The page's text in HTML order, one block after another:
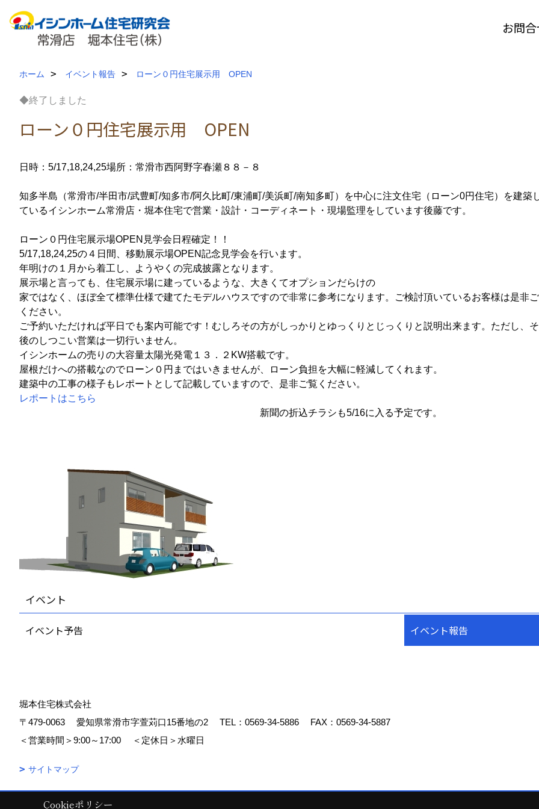
お問
ホーム イベント報告 ローン０円住宅展示用 OPEN
◆終了しました
ローン０円住宅展示用 OPEN
日時：5/17,18,24,25場所：常滑市西阿野字春瀬８８－８
知多半島（常滑市/半田市/武豊町/知多市/阿久比町/東浦町/美浜町/南知多町）を中心に注文住宅（ローン0円住宅）を建築
ているイシンホーム常滑店・堀本住宅で営業・設計・コーディネート・現場監理をしています後藤です。
ローン０円住宅展示場OPEN見学会日程確定！！
5/17,18,24,25の４日間、移動展示場OPEN記念見学会を行います。
年明けの１月から着工し、ようやくの完成披露となります。
展示場と言っても、住宅展示場に建っているような、大きくてオプションだらけの
家ではなく、ほぼ全て標準仕様で建てたモデルハウスですので非常に参考になります。ご検討頂いているお客様は是非
ください。
ご予約いただければ平日でも案内可能です！むしろその方がしっかりとゆっくりとじっくりと説明出来ます。ただし、
後のしつこい営業は一切行いません。
イシンホームの売りの大容量太陽光発電１３．２KW搭載です。
屋根だけへの搭載なのでローン０円まではいきませんが、ローン負担を大幅に軽減してくれます。
建築中の工事の様子もレポートとして記載していますので、是非ご覧ください。
レポートはこちら
新聞の折込チラシも5/16に入る予定です。
イベント
イベント予告 イベント報告
堀本住宅株式会社
〒479-0063
愛知県常滑市字萱苅口15番地の2 TEL： 0569-34-5886
FAX：0569-34-5887
＜営業時間＞9:00～17:00
＜定休日＞水曜日
サイトマップ
Copyright (c) 堀本住宅株式会社. All Rights Reserved.
Cookieポリシー